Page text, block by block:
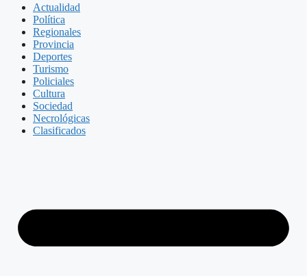
Actualidad
Política
Regionales
Provincia
Deportes
Turismo
Policiales
Cultura
Sociedad
Necrológicas
Clasificados